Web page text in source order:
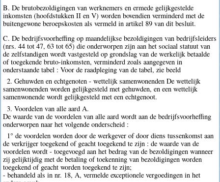
B. De brutobezoldigingen van werknemers en ermede gelijkgestelde
inkomsten (hoofdstukken II en V) worden bovendien verminderd met de
buitengewone beroepskosten als vermeld in artikel 89 van dit besluit.
C. De bedrijfsvoorheffing op maandelijkse bezoldigingen van bedrijfsleiders
(nrs. 44 tot 47, 63 tot 65) die onderworpen zijn aan het sociaal statuut van
de zelfstandigen wordt vastgesteld op grondslag van de werkelijk betaalde
of toegekende bruto-inkomsten, verminderd zoals aangegeven in
onderstaande tabel : Voor de raadpleging van de tabel, zie beeld
2. Gehuwden en echtgenoten - wettelijk samenwonenden De wettelijk
samenwonenden worden gelijkgesteld met gehuwden, en een wettelijk
samenwonende wordt gelijkgesteld met een echtgenoot.
3. Voordelen van alle aard A.
De waarde van de voordelen van alle aard wordt aan de bedrijfsvoorheffing
onderworpen naar het volgende onderscheid :
1° de voordelen worden door de werkgever of door diens tussenkomst aan
de verkrijger toegekend of geacht toegekend te zijn : de waarde van de
voordelen wordt - toegevoegd aan het bedrag van de bezoldigingen wanneer
zij gelijktijdig met de betaling of toekenning van bezoldigingen worden
toegekend of geacht worden toegekend te zijn;
- behandeld als in nr. 18, A, vermelde exceptionele vergoedingen in het